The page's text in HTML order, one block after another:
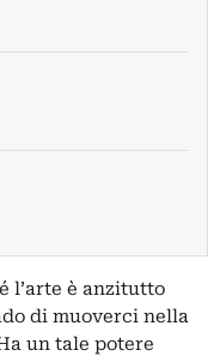
l’arte è anzitutto
di muoverci nella
un tale potere